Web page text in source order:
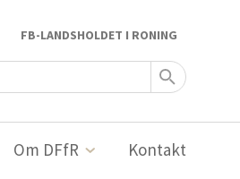
FB-LANDSHOLDET I RONING
Om DFfR Kontakt